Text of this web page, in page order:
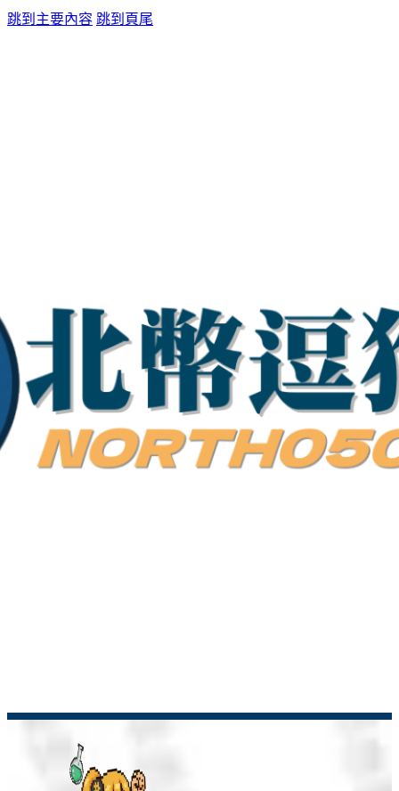
跳到主要內容 跳到頁尾